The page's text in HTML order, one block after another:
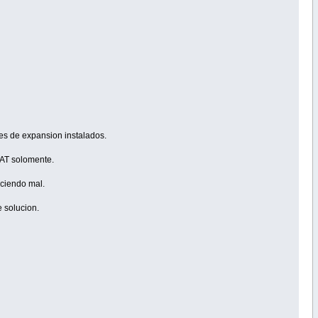
de expansion instalados.
solomente.
mal.
solucion.